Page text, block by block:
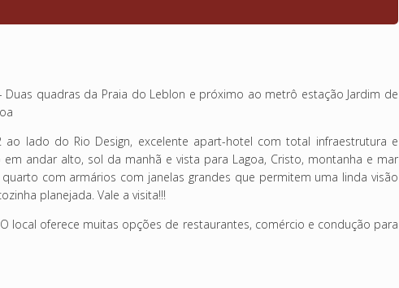
- Duas quadras da Praia do Leblon e próximo ao metrô estação Jardim de
ao lado do Rio Design, excelente apart-hotel com total infraestrutura e
andar alto, sol da manhã e vista para Lagoa, Cristo, montanha e mar
com armários com janelas grandes que permitem uma linda visão
planejada. Vale a visita!!!
local oferece muitas opções de restaurantes, comércio e condução para